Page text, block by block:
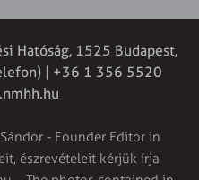
Hatóság, 1525 Budapest,
| +36 1 356 5520
- Founder Editor in
észrevételeit kérjük írja